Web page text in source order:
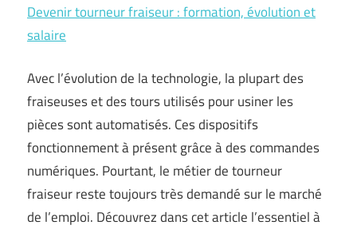
Devenir tourneur fraiseur : formation, évolution et
salaire
Avec l’évolution de la technologie, la plupart des
fraiseuses et des tours utilisés pour usiner les
pièces sont automatisés. Ces dispositifs
fonctionnement à présent grâce à des commandes
numériques. Pourtant, le métier de tourneur
fraiseur reste toujours très demandé sur le marché
de l’emploi. Découvrez dans cet article l’essentiel à